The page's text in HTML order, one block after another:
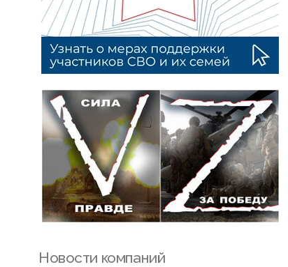
Новости компаний